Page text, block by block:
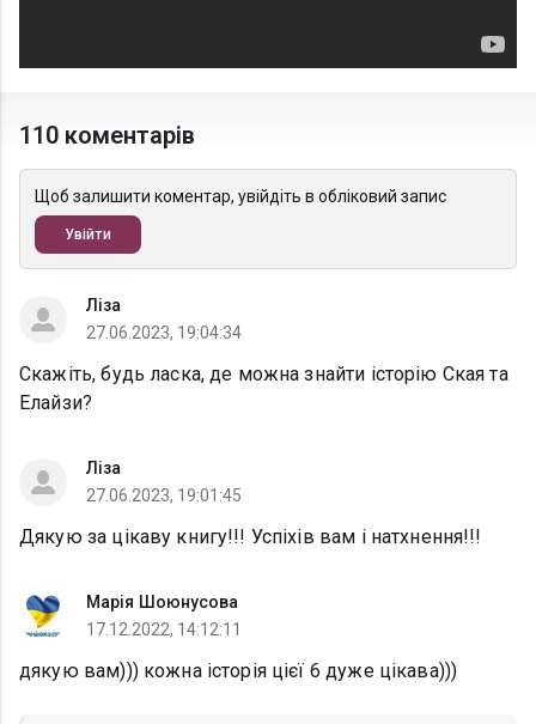
110 коментарів
Щоб залишити коментар, увійдіть в обліковий запис
Увійти
Ліза
27.06.2023, 19:04:34
Скажіть, будь ласка, де можна знайти історію Ская та
Елайзи?
Ліза
27.06.2023, 19:01:45
Дякую за цікаву книгу!!! Успіхів вам і натхнення!!!
Марія Шоюнусова
17.12.2022, 14:12:11
дякую вам))) кожна історія цієї 6 дуже цікава)))